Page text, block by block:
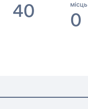
40
місць
0